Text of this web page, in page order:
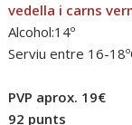
vedella i carns
Alcohol:14º
Serviu entre 16-
PVP aprox. 19€
92 punts